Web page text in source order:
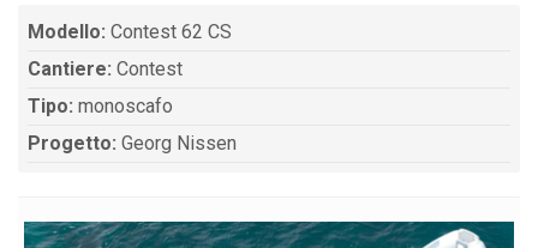
Modello: Contest 62 CS
Cantiere: Contest
Tipo: monoscafo
Progetto: Georg Nissen